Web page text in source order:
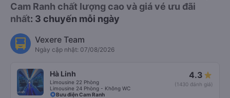
Cam Ranh chất lượng cao và giá vé ưu đãi
nhất: 3 chuyến mỗi ngày
Vexere Team
Ngày cập nhật: 07/08/2026
Hà Linh
Limousine 22 Phòng
Limousine 24 Phòng - Không WC
4.3
(1430 đánh giá)
Bưu điện Cam Ranh